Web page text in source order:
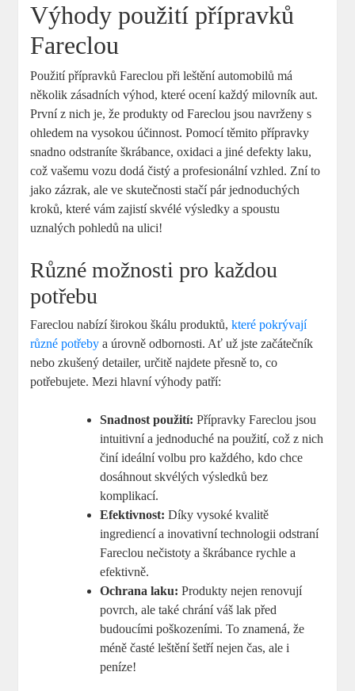
Výhody použití přípravků
Fareclou
Použití přípravků Fareclou při leštění automobilů má
několik zásadních výhod, které ocení každý milovník aut.
První z nich je, že produkty od Fareclou jsou navrženy s
ohledem na vysokou účinnost. Pomocí těmito přípravky
snadno odstraníte škrábance, oxidaci a jiné defekty laku,
což vašemu vozu dodá čistý a profesionální vzhled. Zní to
jako zázrak, ale ve skutečnosti stačí pár jednoduchých
kroků, které vám zajistí skvélé výsledky a spoustu
uznalých pohledů na ulici!
Různé možnosti pro každou
potřebu
Fareclou nabízí širokou škálu produktů,které pokrývají
různé potřeby a úrovně odbornosti. Ať už jste začátečník
nebo zkušený detailer, určitě najdete přesně to, co
potřebujete. Mezi hlavní výhody patří:
Snadnost použití: Přípravky Fareclou jsou
intuitivní a jednoduché na použití, což z nich
činí ideální volbu pro každého, kdo chce
dosáhnout skvélých výsledků bez
komplikací.
Efektivnost: Díky vysoké kvalitě
ingrediencí a inovativní technologii odstraní
Fareclou nečistoty a škrábance rychle a
efektivně.
Ochrana laku: Produkty nejen renovují
povrch, ale také chrání váš lak před
budoucími poškozeními. To znamená, že
méně časté leštění šetří nejen čas, ale i
peníze!